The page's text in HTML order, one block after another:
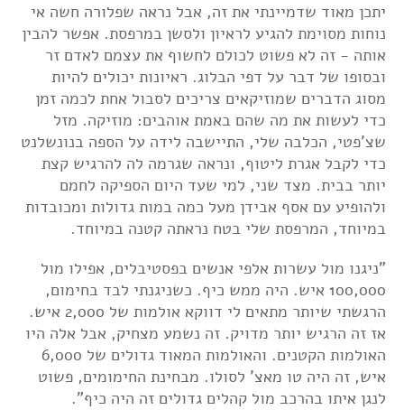
יתכן מאוד שדמיינתי את זה, אבל נראה שפלורה חשה אי
נוחות מסוימת להגיע לראיון ולסשן במרפסת. אפשר להבין
אותה - זה לא פשוט לכולם לחשוף את עצמם לאדם זר
ובסופו של דבר על דפי הבלוג. ראיונות יכולים להיות
מסוג הדברים שמוזיקאים צריכים לסבול אחת לכמה זמן
כדי לעשות את מה שהם באמת אוהבים: מוזיקה. מזל
שצ'פטי, הכלבה שלי, התיישבה לידה על הספה בנונשלנט
כדי לקבל אגרת ליטוף, ונראה שגרמה לה להרגיש קצת
יותר בבית. מצד שני, למי שעד היום הספיקה לחמם
ולהופיע עם אסף אבידן מעל כמה במות גדולות ומכובדות
במיוחד, המרפסת שלי בטח נראתה קטנה במיוחד.
"ניגנו מול עשרות אלפי אנשים בפסטיבלים, אפילו מול
100,000 איש. היה ממש כיף. כשניגנתי לבד בחימום,
הרגשתי שיותר מתאים לי דווקא אולמות של 2,000 איש.
אז זה הרגיש יותר מדויק. זה נשמע מצחיק, אבל אלה היו
האולמות הקטנים. והאולמות המאוד גדולים של 6,000
איש, זה היה טו מאצ' לסולו. מבחינת החימומים, פשוט
לנגן איתו בהרכב מול קהלים גדולים זה היה כיף".